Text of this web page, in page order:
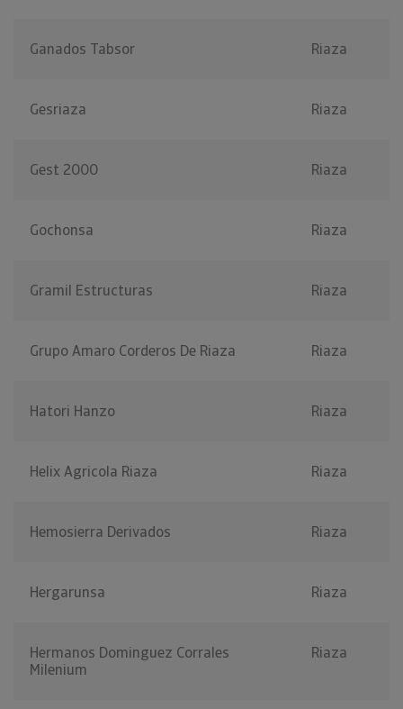
Ganados Tabsor Riaza
Gesriaza Riaza
Gest 2000 Riaza
Gochonsa Riaza
Gramil Estructuras Riaza
Grupo Amaro Corderos De Riaza Riaza
Hatori Hanzo Riaza
Helix Agricola Riaza Riaza
Hemosierra Derivados Riaza
Hergarunsa Riaza
Hermanos Dominguez Corrales
Milenium
Riaza